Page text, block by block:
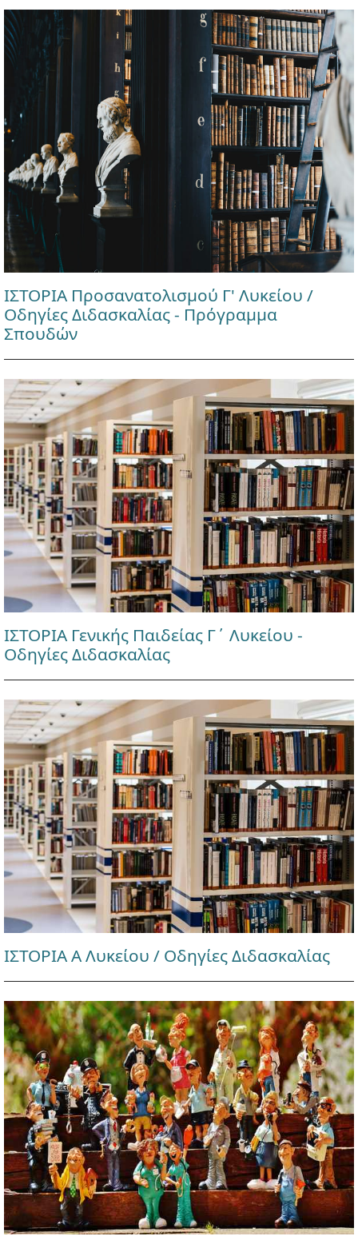
ΙΣΤΟΡΙΑ Προσανατολισμού Γ' Λυκείου /
Οδηγίες Διδασκαλίας - Πρόγραμμα
Σπουδών
ΙΣΤΟΡΙΑ Γενικής Παιδείας Γ΄ Λυκείου -
Οδηγίες Διδασκαλίας
ΙΣΤΟΡΙΑ Α Λυκείου / Οδηγίες Διδασκαλίας